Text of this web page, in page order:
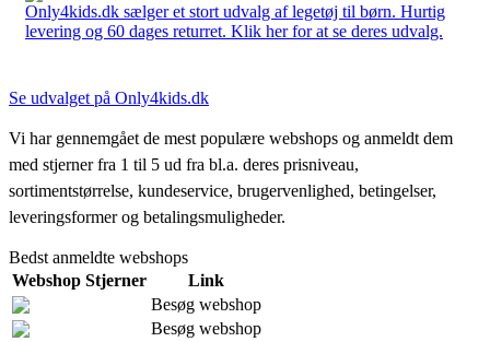
Only4kids.dk sælger et stort udvalg af legetøj til børn. Hurtig
levering og 60 dages returret. Klik her for at se deres udvalg.
Se udvalget på Only4kids.dk
Vi har gennemgået de mest populære webshops og anmeldt dem
med stjerner fra 1 til 5 ud fra bl.a. deres prisniveau,
sortimentstørrelse, kundeservice, brugervenlighed, betingelser,
leveringsformer og betalingsmuligheder.
Bedst anmeldte webshops
Webshop Stjerner
Link
Besøg webshop
Besøg webshop